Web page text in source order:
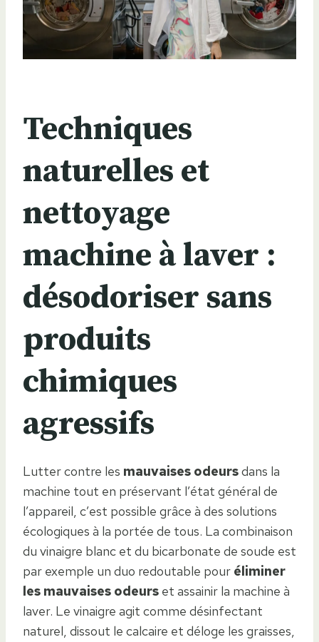
Techniques
naturelles et
nettoyage
machine à laver :
désodoriser sans
produits
chimiques
agressifs
Lutter contre les mauvaises odeursdans la
machine tout en préservant l’état général de
l’appareil, c’est possible grâce à des solutions
écologiques à la portée de tous. La combinaison
du vinaigre blanc et du bicarbonate de soude est
par exemple un duo redoutable pour éliminer
les mauvaises odeurs et assainir la machine à
laver. Le vinaigre agit comme désinfectant
naturel, dissout le calcaire et déloge les graisses,